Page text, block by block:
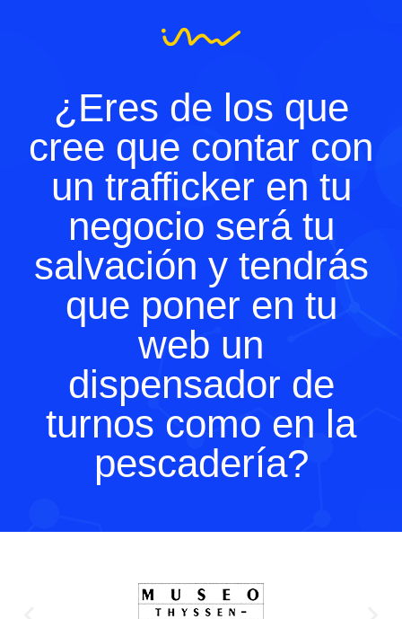
¿Eres de los que
cree que contar con
un trafficker en tu
negocio será tu
salvación y tendrás
que poner en tu
web un
dispensador de
turnos como en la
pescadería?